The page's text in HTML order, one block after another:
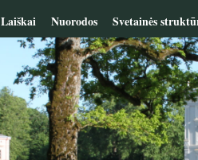
Laiškai Nuorodos Svetainės